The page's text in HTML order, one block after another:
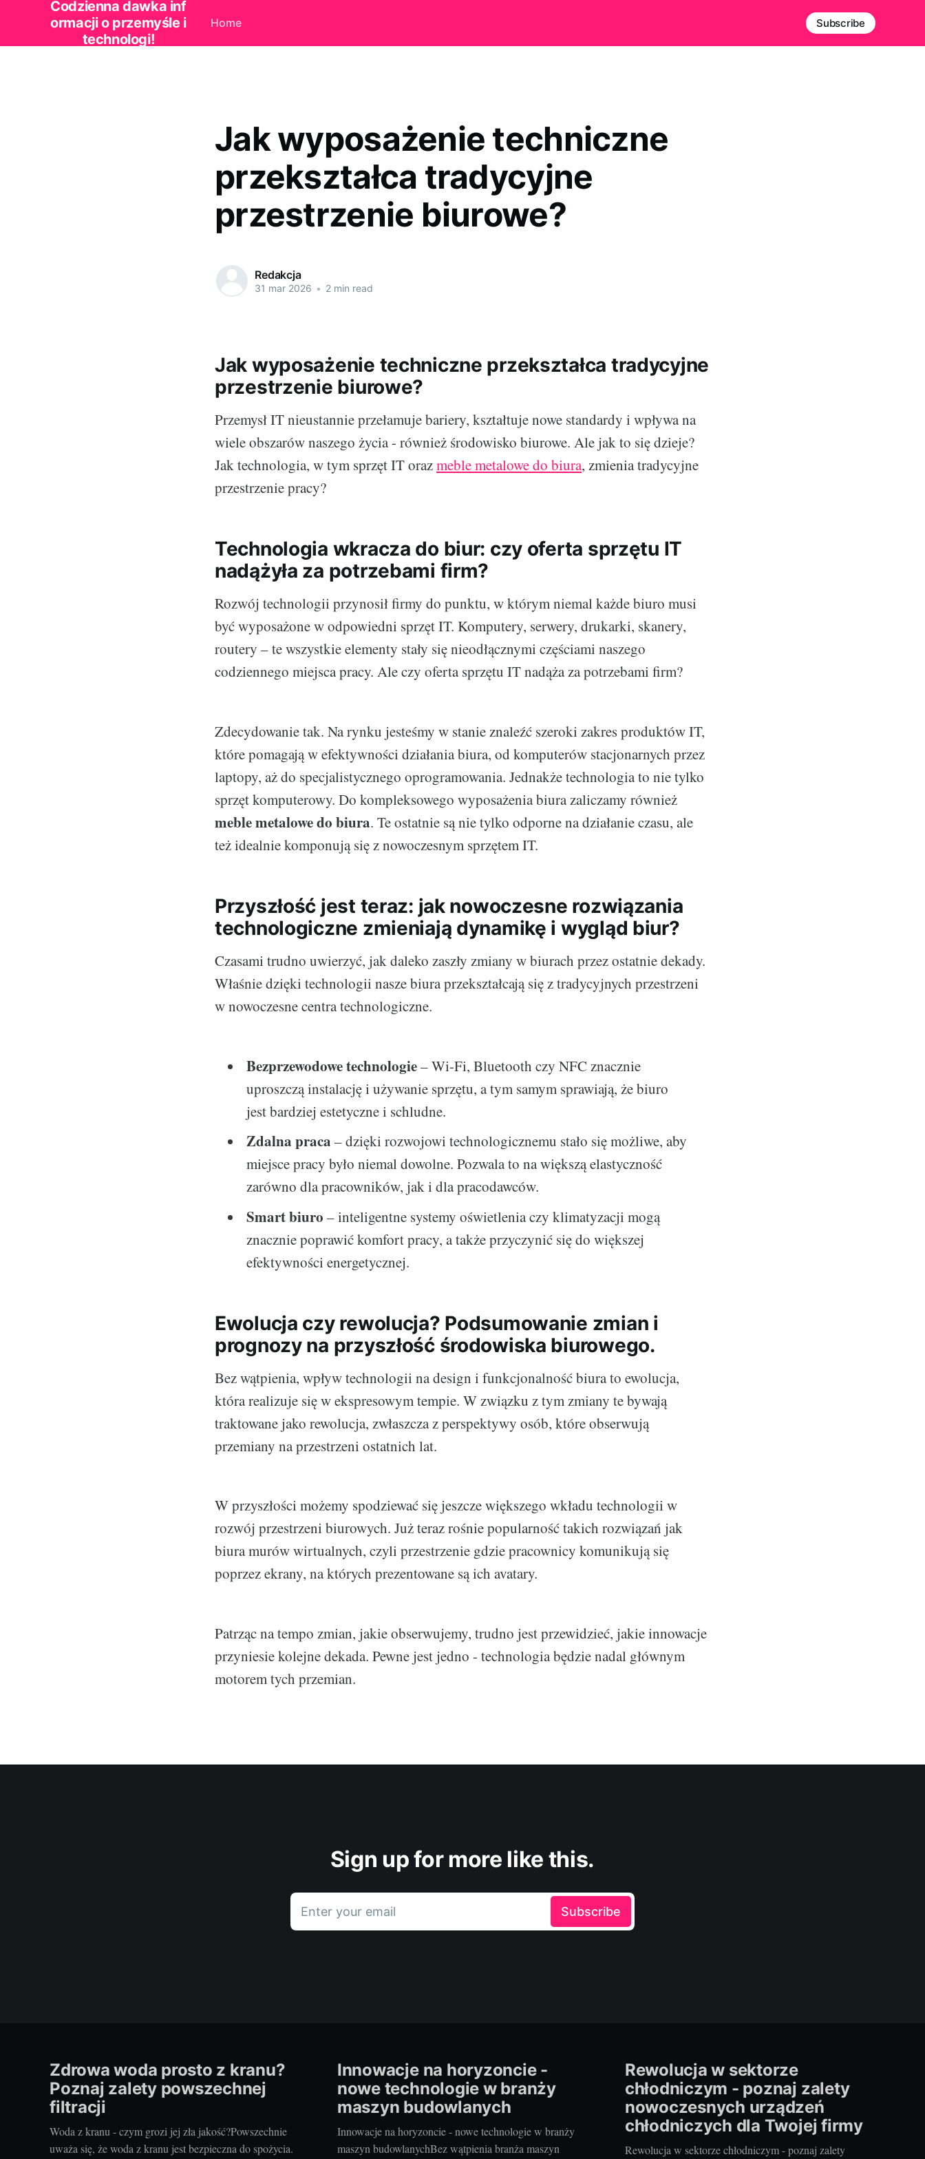
Codzienna dawka inf
ormacji o przemyśle i
technologi!
Home Subscribe
Jak wyposażenie techniczne
przekształca tradycyjne
przestrzenie biurowe?
Redakcja
31 mar 2026 • 2 min read
Jak wyposażenie techniczne przekształca tradycyjne
przestrzenie biurowe?
Przemysł IT nieustannie przełamuje bariery, kształtuje nowe standardy i wpływa na
wiele obszarów naszego życia - również środowisko biurowe. Ale jak to się dzieje?
Jak technologia, w tym sprzęt IT orazmeble metalowe do biura, zmienia tradycyjne
przestrzenie pracy?
Technologia wkracza do biur: czy oferta sprzętu IT
nadążyła za potrzebami firm?
Rozwój technologii przynosił firmy do punktu, w którym niemal każde biuro musi
być wyposażone w odpowiedni sprzęt IT. Komputery, serwery, drukarki, skanery,
routery – te wszystkie elementy stały się nieodłącznymi częściami naszego
codziennego miejsca pracy. Ale czy oferta sprzętu IT nadąża za potrzebami firm?
Zdecydowanie tak. Na rynku jesteśmy w stanie znaleźć szeroki zakres produktów IT,
które pomagają w efektywności działania biura, od komputerów stacjonarnych przez
laptopy, aż do specjalistycznego oprogramowania. Jednakże technologia to nie tylko
sprzęt komputerowy. Do kompleksowego wyposażenia biura zaliczamy również
meble metalowe do biura. Te ostatnie są nie tylko odporne na działanie czasu, ale
też idealnie komponują się z nowoczesnym sprzętem IT.
Przyszłość jest teraz: jak nowoczesne rozwiązania
technologiczne zmieniają dynamikę i wygląd biur?
Czasami trudno uwierzyć, jak daleko zaszły zmiany w biurach przez ostatnie dekady.
Właśnie dzięki technologii nasze biura przekształcają się z tradycyjnych przestrzeni
w nowoczesne centra technologiczne.
Bezprzewodowe technologie– Wi-Fi, Bluetooth czy NFC znacznie
uproszczą instalację i używanie sprzętu, a tym samym sprawiają, że biuro
jest bardziej estetyczne i schludne.
Zdalna praca – dzięki rozwojowi technologicznemu stało się możliwe, aby
miejsce pracy było niemal dowolne. Pozwala to na większą elastyczność
zarówno dla pracowników, jak i dla pracodawców.
Smart biuro – inteligentne systemy oświetlenia czy klimatyzacji mogą
znacznie poprawić komfort pracy, a także przyczynić się do większej
efektywności energetycznej.
Ewolucja czy rewolucja? Podsumowanie zmian i
prognozy na przyszłość środowiska biurowego.
Bez wątpienia, wpływ technologii na design i funkcjonalność biura to ewolucja,
która realizuje się w ekspresowym tempie. W związku z tym zmiany te bywają
traktowane jako rewolucja, zwłaszcza z perspektywy osób, które obserwują
przemiany na przestrzeni ostatnich lat.
W przyszłości możemy spodziewać się jeszcze większego wkładu technologii w
rozwój przestrzeni biurowych. Już teraz rośnie popularność takich rozwiązań jak
biura murów wirtualnych, czyli przestrzenie gdzie pracownicy komunikują się
poprzez ekrany, na których prezentowane są ich avatary.
Patrząc na tempo zmian, jakie obserwujemy, trudno jest przewidzieć, jakie innowacje
przyniesie kolejne dekada. Pewne jest jedno - technologia będzie nadal głównym
motorem tych przemian.
Sign up for more like this.
Enter your email Subscribe
Zdrowa woda prosto z kranu?
Poznaj zalety powszechnej
filtracji
Woda z kranu - czym grozi jej zła jakość?Powszechnie
uważa się, że woda z kranu jest bezpieczna do spożycia.
Innowacje na horyzoncie -
nowe technologie w branży
maszyn budowlanych
Innowacje na horyzoncie - nowe technologie w branży
maszyn budowlanychBez wątpienia branża maszyn
Rewolucja w sektorze
chłodniczym - poznaj zalety
nowoczesnych urządzeń
chłodniczych dla Twojej firmy
Rewolucja w sektorze chłodniczym - poznaj zalety